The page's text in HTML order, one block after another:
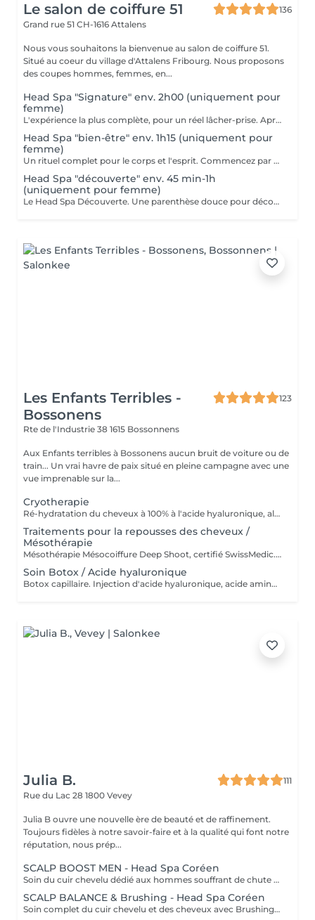
Le salon de coiffure 51
136
Grand rue 51 CH-1616 Attalens
Nous vous souhaitons la bienvenue au salon de coiffure 51.
Situé au coeur du village d'Attalens Fribourg. Nous proposons
des coupes hommes, femmes, en...
Head Spa "Signature" env. 2h00 (uniquement pour
femme)
L'expérience la plus complète, pour un réel lâcher-prise. Après un diagnostique personnalisé, laissez-vous emporter par un massage relaxant du crâne, de la nuque, des épaules et des mains. Plongez ensuite dans une immersion sensorielle grâce au cerceau d'eau. Le rituel se conclut par la dégustation d'une boisson chaude dans une atmosphère calme et apaisante. Le soin "signature" de l'Espace Head Spa, une véritable invitation à la déconnexion total. (si vous souhaitez la coupe merci de contacter le salon)
Head Spa "bien-être" env. 1h15 (uniquement pour
femme)
Un rituel complet pour le corps et l'esprit. Commencez par un massage crânien profond pour relâcher les tensions, puis laissez-vous guider dans l'univers sensoriel du Head Spa. Vapeur douce et soins personnalisés pour une détente absolue. Duré du soin env. 1h15 (si vous souhaitez la coupe merci de contacter le salon)
Head Spa "découverte" env. 45 min-1h
(uniquement pour femme)
Le Head Spa Découverte. Une parenthèse douce pour découvrir l'univers apaisant du Head Spa. Parfait pour une première immersion ou un moment de calme entre deux journées chargées. Laissez-vous porter par la légèreté d'un soin ciblé et un massage crânien relaxant, pour un soulagement immédiat et une sensation de bien-être durable.
Les Enfants Terribles -
Bossonens
123
Rte de l'Industrie 38 1615 Bossonnens
Aux Enfants terribles à Bossonens aucun bruit de voiture ou de
train... Un vrai havre de paix situé en pleine campagne avec une
vue imprenable sur la...
Cryotherapie
Ré-hydratation du cheveux à 100% à l'acide hyaluronique, aloé vera et figue de barbarie Traitement innovateur par le froid pour... - Réduire la chute ou l'affaiblissent du bulbes, des cheveux plus forts et moins cassant - Une hydratation profonde et des cheveux doux et souples - Brillance naturelle et un éclat visible dès la première séance - Moins de frisottis et chevelure plus lisse et disciplinée Une protection durable pour des cheveux en meilleure santé et cela même après des colorations. ATTENTION LE RPIX INDIQUé DE CETTE PRESTATION NE COMPRE AUCUN AUTRE SERVICES!
Traitements pour la repousses des cheveux /
Mésothérapie
Mésothérapie Mésocoiffure Deep Shoot, certifié SwissMedic. Qu'est ce que c'est Une révolution capillaire ! Un traitement du bulbe qui stimule la croissance du cheveux et revitalise le cuir chevelu pour des cheveux plus fort, plus sain et pleins de vitalité, Pour femmes et hommes, une solution simple rapide, efficace et indolore!! 100% d' efficacité chez la femme et 80% chez l'homme. Une révolution capillaire disponible uniquement aux Enfants terribles. Pour plus d' information prend rdv pour une consultation (qui te sera remboursée à la signature du contrat) ou sur www.deepshoot.ch
Soin Botox / Acide hyaluronique
Botox capillaire. Injection d'acide hyaluronique, acide aminés et protéine de riz, produit 100% naturel et végane issue de la nature.
Julia B.
111
Rue du Lac 28 1800 Vevey
Julia B ouvre une nouvelle ère de beauté et de raffinement.
Toujours fidèles à notre savoir-faire et à la qualité qui font notre
réputation, nous prép...
SCALP BOOST MEN - Head Spa Coréen
Soin du cuir chevelu dédié aux hommes souffrant de chute diffuse, cheveux affinés ou cuir chevelu stressé et à tendance grasse. Inspiré de la haircare coréenne, ce head spa combine efficacité ciblée et relaxation profonde. Étapes du soin : Diagnostic du cuir chevelu par caméra Nettoyage stimulant et purifiant adapté au cuir chevelu Soin cuir chevelu renforçant les follicules Application d'un tonic anti-chute leave-in Ampoule signature fortifiante sans rinçage Massage crânien pour stimuler la micro-circulation et réduire le stress Résultats : cuir chevelu assaini, racines stimulées, cheveux plus denses au toucher, sensation immédiate de fraîcheur. Recommandé en cure pour des résultats durables.
SCALP BALANCE & Brushing - Head Spa Coréen
Soin complet du cuir chevelu et des cheveux avec Brushing inclu, adapté à tous (femme & homme), idéal en première approche head spa pour comprendre, rééquilibrer et prévenir les déséquilibres. Inspiré de la haircare coréenne, ce protocole traite le cuir chevelu comme une peau grâce à une approche progressive et pédagogique. Étapes du soin : Diagnostic expert du cuir chevelu par caméra Peeling doux pour désincruster et purifier Shampooing ciblé selon le diagnostic Masque traitant cuir chevelu & cheveux sous vapeur Application d'un tonic leave-in rééquilibrant Soin hydratant et protecteur des longueurs Massage crânien pour stimuler la micro-circulation Résultats : cuir chevelu plus sain, déséquilibres corrigés, cheveux plus légers et brillants, confort immédiat. Soin recommandé avant d'envisager une cure plus ciblée.